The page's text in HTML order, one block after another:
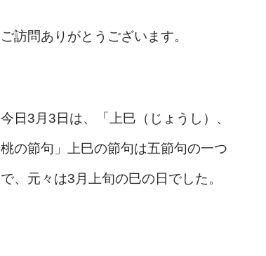
ご訪問ありがとうございます。
今日3月3日は、「上巳（じょうし）、
桃の節句」上巳の節句は五節句の一つ
で、元々は3月上旬の巳の日でした。